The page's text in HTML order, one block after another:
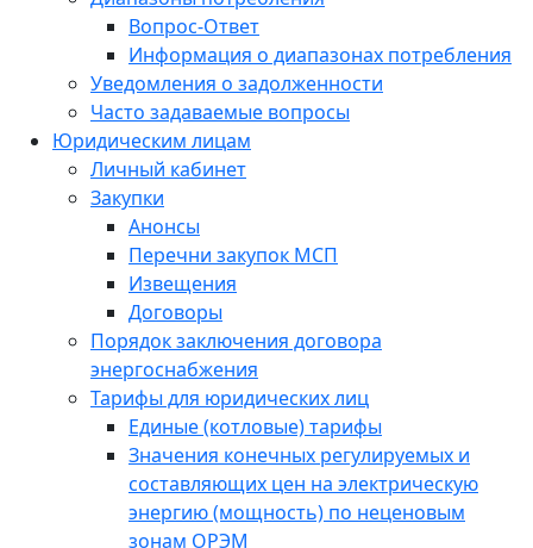
Вопрос-Ответ
Информация о диапазонах потребления
Уведомления о задолженности
Часто задаваемые вопросы
Юридическим лицам
Личный кабинет
Закупки
Анонсы
Перечни закупок МСП
Извещения
Договоры
Порядок заключения договора
энергоснабжения
Тарифы для юридических лиц
Единые (котловые) тарифы
Значения конечных регулируемых и
составляющих цен на электрическую
энергию (мощность) по неценовым
зонам ОРЭМ